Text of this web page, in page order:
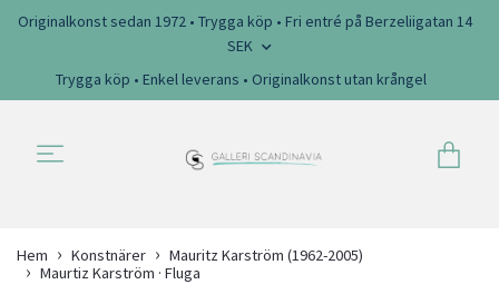
Originalkonst sedan 1972 • Trygga köp • Fri entré på Berzeliigatan 14
SEK
Trygga köp • Enkel leverans • Originalkonst utan krångel
Hem Konstnärer
Mauritz Karström (1962-2005)
Maurtiz Karström · Fluga